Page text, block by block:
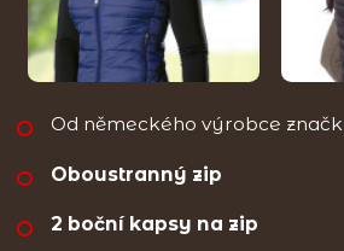
Od německého výrobce
Oboustranný zip
2 boční kapsy na zip